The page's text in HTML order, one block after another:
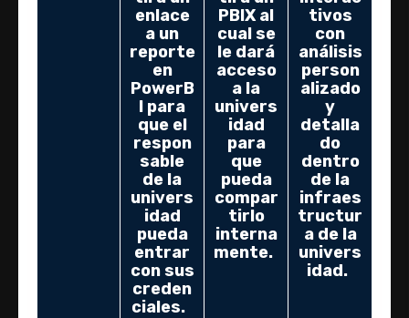
enlace
a un
reporte
en
PowerB
I para
que el
respon
sable
de la
univers
idad
pueda
entrar
con sus
creden
ciales.
PBIX al
cual se
le dará
acceso
a la
univers
idad
para
que
pueda
compar
tirlo
interna
mente.
tivos
con
análisis
person
alizado
y
detalla
do
dentro
de la
infraes
tructur
a de la
univers
idad.